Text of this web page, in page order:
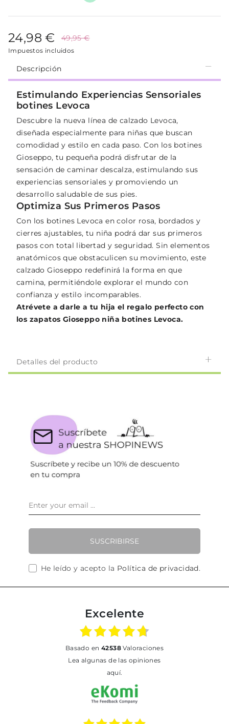
24,98 € 49,95 €
Impuestos incluidos
Descripción
Estimulando Experiencias Sensoriales
botines Levoca
Descubre la nueva línea de calzado Levoca,
diseñada especialmente para niñas que buscan
comodidad y estilo en cada paso. Con los botines
Gioseppo, tu pequeña podrá disfrutar de la
sensación de caminar descalza, estimulando sus
experiencias sensoriales y promoviendo un
desarrollo saludable de sus pies.
Optimiza Sus Primeros Pasos
Con los botines Levoca en color rosa, bordados y
cierres ajustables, tu niña podrá dar sus primeros
pasos con total libertad y seguridad. Sin elementos
anatómicos que obstaculicen su movimiento, este
calzado Gioseppo redefinirá la forma en que
camina, permitiéndole explorar el mundo con
confianza y estilo incomparables.
Atrévete a darle a tu hija el regalo perfecto con
los zapatos Gioseppo niña botines Levoca.
Detalles del producto
SUSCRIBIRSE
He leído y acepto la Política de privacidad.
Excelente
basado en 42538Valoraciones
Lea algunas de las opiniones
aquí.